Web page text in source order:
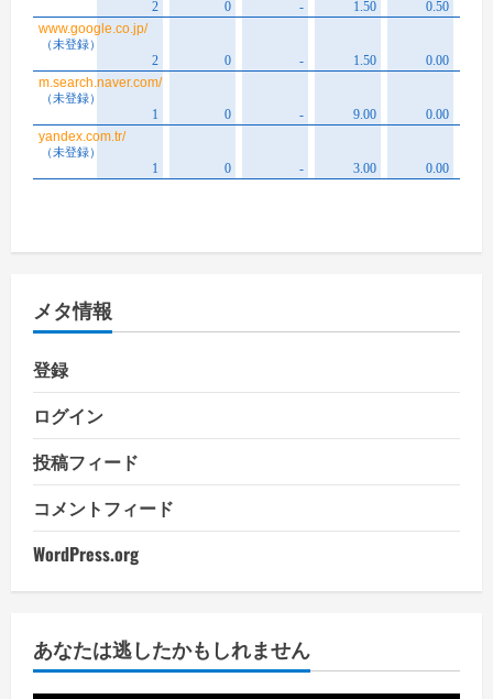
メタ情報
登録
ログイン
投稿フィード
コメントフィード
WordPress.org
あなたは逃したかもしれません